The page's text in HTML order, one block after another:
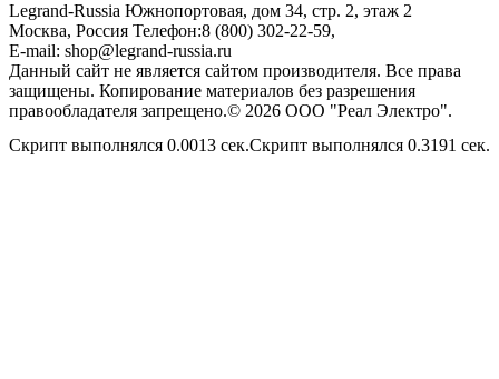
Legrand-Russia Южнопортовая, дом 34, стр. 2, этаж 2
Москва, Россия Телефон:8 (800) 302-22-59,
E-mail: shop@legrand-russia.ru
Данный сайт не является сайтом производителя. Все права
защищены. Копирование материалов без разрешения
правообладателя запрещено.© 2026 ООО "Реал Электро".
Скрипт выполнялся 0.0013 сек.Скрипт выполнялся 0.3191 сек.